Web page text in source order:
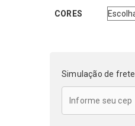
CORES
Simulação de frete